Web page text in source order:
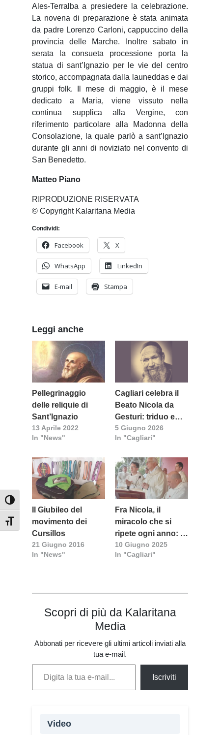
Attiva/disattiva alto contrasto
Attiva/disattiva dimensione testo
Ales-Terralba a presiedere la celebrazione.
La novena di preparazione è stata animata
da padre Lorenzo Carloni, cappuccino della
provincia delle Marche. Inoltre sabato in
serata la consueta processione porta la
statua di sant’Ignazio per le vie del centro
storico, accompagnata dalla launeddas e dai
gruppi folk. Il mese di maggio, è il mese
dedicato a Maria, viene vissuto nella
continua supplica alla Vergine, con
riferimento particolare alla Madonna della
Consolazione, la quale parlò a sant’Ignazio
durante gli anni di noviziato nel convento di
San Benedetto.
Matteo Piano
RIPRODUZIONE RISERVATA
© Copyright Kalaritana Media
Condividi:
Facebook X
WhatsApp LinkedIn
E-mail Stampa
Leggi anche
Pellegrinaggio
delle reliquie di
Sant’Ignazio
13 Aprile 2022
In "News"
Cagliari celebra il
Beato Nicola da
Gesturi: triduo e
festa al Santuario
di Sant’Ignazio
5 Giugno 2026
In "Cagliari"
Il Giubileo del
movimento dei
Cursillos
21 Giugno 2016
In "News"
Fra Nicola, il
miracolo che si
ripete ogni anno: la
Sardegna in
preghiera attorno al
10 Giugno 2025
In "Cagliari"
Scopri di più da Kalaritana
Media
Abbonati per ricevere gli ultimi articoli inviati alla
tua e-mail.
Digita la tua e-mail...
Iscriviti
Video